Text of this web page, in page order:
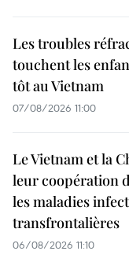
Les troubles
touchent les
tôt au Vietnam
07/08/2026 11:00
Le Vietnam et la
leur coopération
les maladies
transfrontalières
06/08/2026 11:10